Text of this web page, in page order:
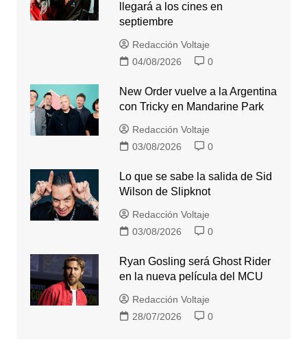
llegará a los cines en
septiembre
Redacción Voltaje
04/08/2026
0
New Order vuelve a la Argentina
con Tricky en Mandarine Park
Redacción Voltaje
03/08/2026
0
Lo que se sabe la salida de Sid
Wilson de Slipknot
Redacción Voltaje
03/08/2026
0
Ryan Gosling será Ghost Rider
en la nueva película del MCU
Redacción Voltaje
28/07/2026
0